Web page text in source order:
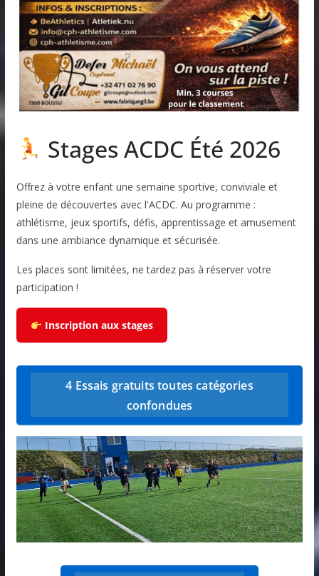
Stages ACDC Été 2026
Offrez à votre enfant une semaine sportive, conviviale et
pleine de découvertes avec l'ACDC. Au programme :
athlétisme, jeux sportifs, défis, apprentissage et amusement
dans une ambiance dynamique et sécurisée.
Les places sont limitées, ne tardez pas à réserver votre
participation !
Inscription aux stages
4 Essais gratuits toutes catégories
confondues